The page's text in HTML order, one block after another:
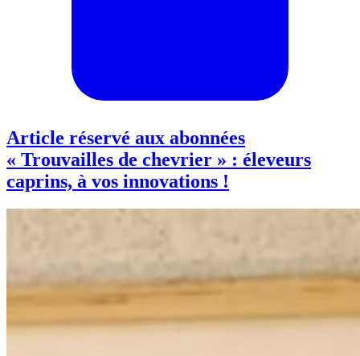
Article réservé aux abonnées
« Trouvailles de chevrier » : éleveurs
caprins, à vos innovations !